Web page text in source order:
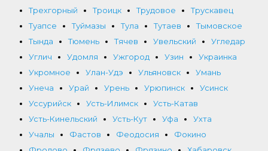
Трехгорный
Троицк Трудовое
Трускавец
Туапсе
Туймазы Тула Тутаев
Тымовское
Тында
Тюмень Тячев Увельский
Угледар
Углич
Удомля Ужгород Узин
Украинка
Укромное
Улан-Удэ Ульяновск
Умань
Унеча
Урай Урень Урюпинск
Усинск
Уссурийск
Усть-Илимск
Усть-Катав
Усть-Кинельский
Усть-Кут Уфа
Ухта
Учалы
Фастов Феодосия
Фокино